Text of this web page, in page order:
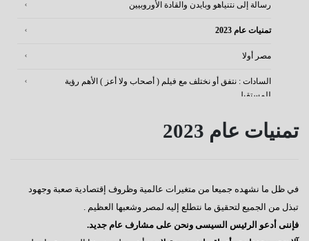
رسالة إلى نتنياهو وبايدن والقادة الأوروبيين
تمنيات عام 2023
مصر أولا
السادات : نتفق أو نختلف مع فيلم ( أصحاب ولا أعز ) الأهم رؤية
للمستقبل
كفانا إدانات
رسالة إلى النائب / على عبد العال
كورونا وأخواتها كشفوا هشاشة كيانات عربية كبرى
تمنيات عام 2023
في ظل ما نشهده جميعا من متغيرات عالمية وظروف إقتصادية صعبة وجهود
تبذل من الجميع لتحقيق ما نتطلع إليه لمصر وشعبها العظيم .
فإننى أدعو الرئيس السيسى ونحن على مشارف عام جديد.